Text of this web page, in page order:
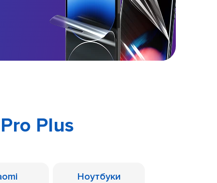
Plus
Ноутбуки